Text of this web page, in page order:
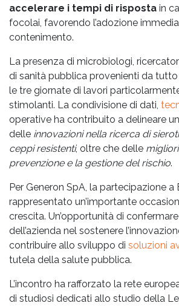
accelerare i tempi di risposta in
focolai, favorendo l’adozione
contenimento.
La presenza di microbiologi,
di sanità pubblica provenienti da
le tre giornate di lavori
stimolanti. La condivisione di dati,
operative ha contribuito a delineare
delle innovazioni nella ricerca di
ceppi resistenti, oltre che delle
prevenzione e la gestione del rischio.
Per Generon SpA, la partecipazione a
rappresentato un’importante
crescita. Un’opportunità di
dell’azienda nel sostenere
contribuire allo sviluppo di soluzioni
tutela della salute pubblica.
L’incontro ha rafforzato la rete
di studiosi dedicati allo studio della